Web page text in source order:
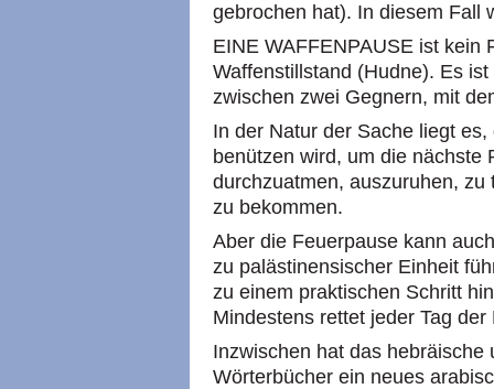
gebrochen hat). In diesem Fall
EINE WAFFENPAUSE ist kein
Waffenstillstand (Hudne). Es
zwischen zwei Gegnern, mit
In der Natur der Sache liegt
benützen wird, um die nächste
durchzuatmen, auszuruhen,
zu bekommen.
Aber die Feuerpause kann
zu palästinensischer Einheit
zu einem praktischen Schritt
Mindestens rettet jeder Tag
Inzwischen hat das hebräische
Wörterbücher ein neues